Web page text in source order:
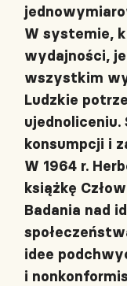
W systemie,
wydajności,
wszystkim
Ludzkie
konsumpcji i
W 1964 r.
książkę
Badania nad
idee
i